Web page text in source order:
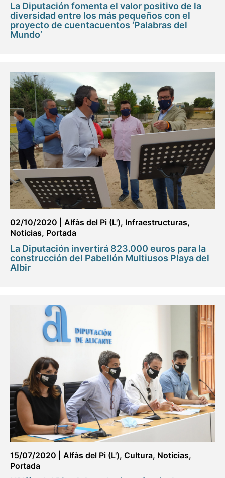
La Diputación fomenta el valor positivo de la
diversidad entre los más pequeños con el
proyecto de cuentacuentos ‘Palabras del
Mundo’
02/10/2020 Alfàs del Pi (L'), Infraestructuras,
Noticias, Portada
La Diputación invertirá 823.000 euros para la
construcción del Pabellón Multiusos Playa del
Albir
15/07/2020 Alfàs del Pi (L'), Cultura, Noticias,
Portada